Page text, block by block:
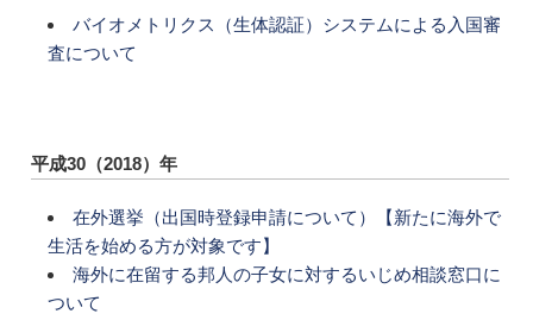
バイオメトリクス（生体認証）システムによる入国審
査について
平成30（2018）年
在外選挙（出国時登録申請について）【新たに海外で
生活を始める方が対象です】
海外に在留する邦人の子女に対するいじめ相談窓口に
ついて